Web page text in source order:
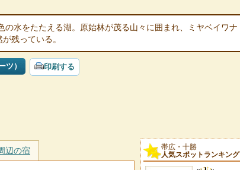
の水をたたえる湖。原始林が茂る山々に囲まれ、ミヤベイワナ
残っている。
ツ） 印刷する
辺の宿
帯広・十勝
人気スポットランキング